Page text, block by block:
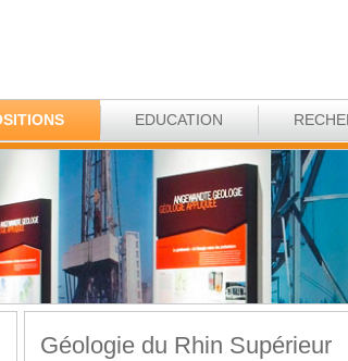
EDUCATION
Géologie du Rhin Supérieur